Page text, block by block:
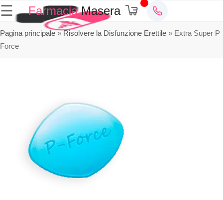
☰ FarmaciaMasera
Pagina principale»Risolvere la Disfunzione Erettile » Extra Super P
Force